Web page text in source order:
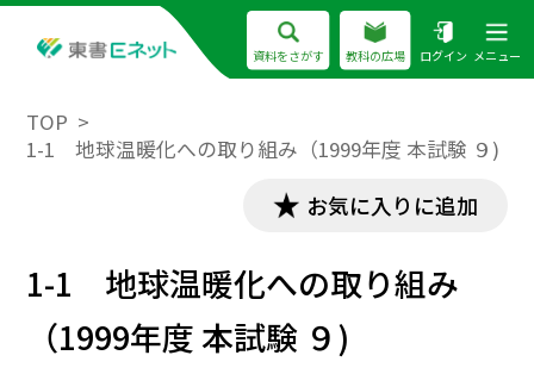
資料をさがす 教科の広場 ログイン メニュー
TOP
1-1 地球温暖化への取り組み（1999年度 本試験 ９)
お気に入りに追加
1-1 地球温暖化への取り組み
（1999年度 本試験 ９)